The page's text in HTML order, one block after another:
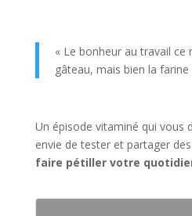
« Le bonheur au travail ce
gâteau, mais bien la
Un épisode vitaminé qui vous
envie de tester et partager
faire pétiller votre